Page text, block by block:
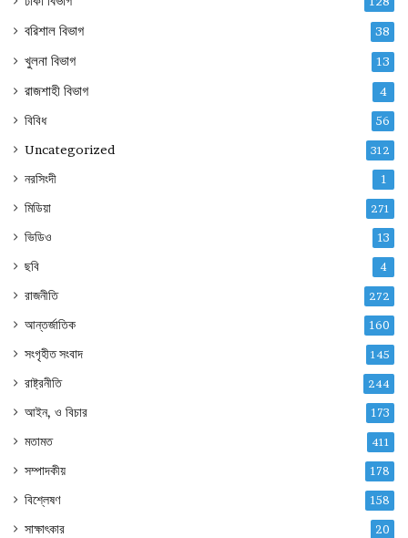
বরিশাল বিভাগ 38
খুলনা বিভাগ 13
রাজশাহী বিভাগ 4
বিবিধ 56
Uncategorized 312
নরসিংদী 1
মিডিয়া 271
ভিডিও 13
ছবি 4
রাজনীতি 272
আন্তর্জাতিক 160
সংগৃহীত সংবাদ 145
রাষ্ট্রনীতি 244
আইন, ও বিচার 173
মতামত 411
সম্পাদকীয় 178
বিশ্লেষণ 158
সাক্ষাৎকার 20